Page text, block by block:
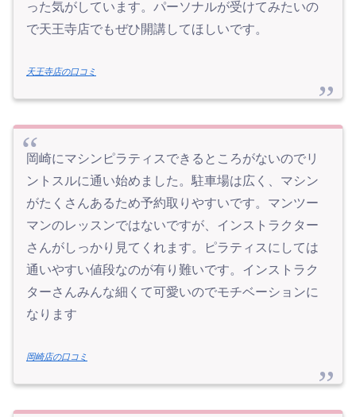
った気がしています。パーソナルが受けてみたいの
で天王寺店でもぜひ開講してほしいです。
天王寺店の口コミ
岡崎にマシンピラティスできるところがないのでリ
ントスルに通い始めました。駐車場は広く、マシン
がたくさんあるため予約取りやすいです。マンツー
マンのレッスンではないですが、インストラクター
さんがしっかり見てくれます。ピラティスにしては
通いやすい値段なのが有り難いです。インストラク
ターさんみんな細くて可愛いのでモチベーションに
なります
岡崎店の口コミ